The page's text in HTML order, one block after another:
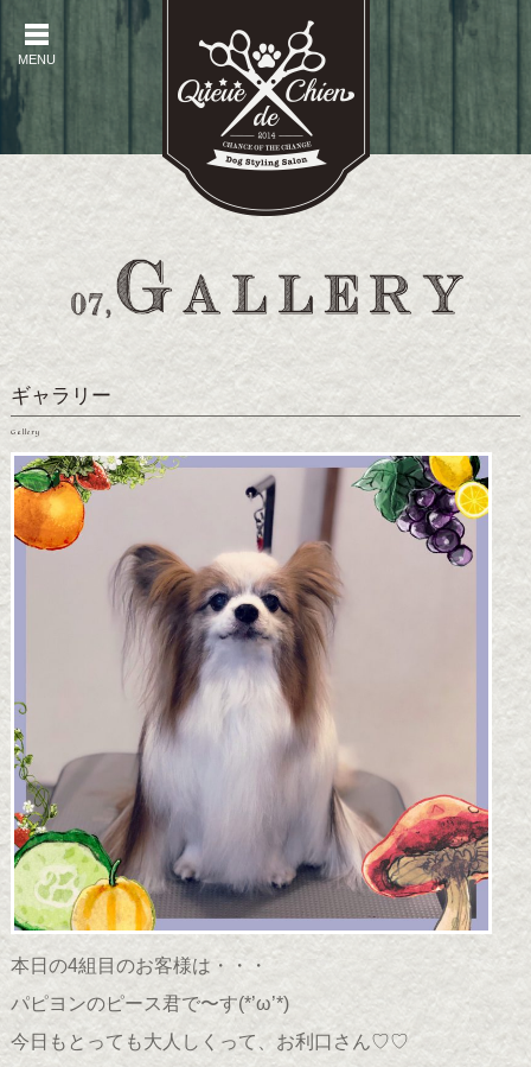
MENU
ギャラリー
Gallery
本日の4組目のお客様は・・・
パピヨンのピース君で〜す(*’ω’*)
今日もとっても大人しくって、お利口さん♡♡